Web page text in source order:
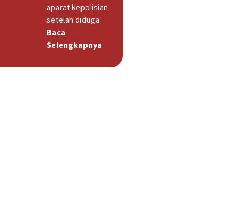
aparat kepolisian
setelah diduga
Baca
Selengkapnya